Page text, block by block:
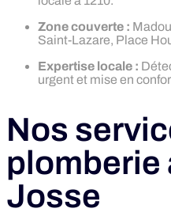
Zone couverte :
Saint-Lazare, Place
Expertise locale :
urgent et mise en
Nos
plomberie
Josse